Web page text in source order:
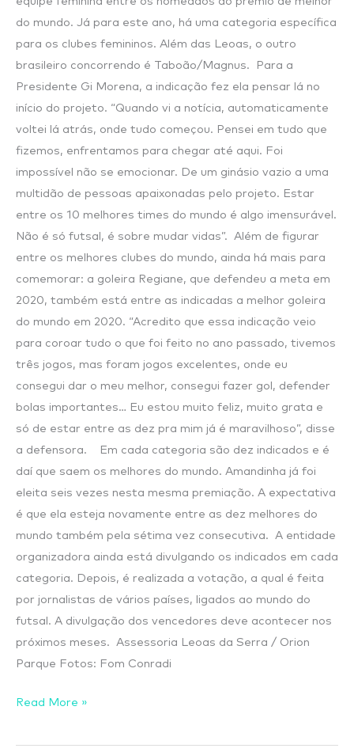
do mundo. Já para este ano, há uma categoria específica
para os clubes femininos. Além das Leoas, o outro
brasileiro concorrendo é Taboão/Magnus. Para a
Presidente Gi Morena, a indicação fez ela pensar lá no
início do projeto. “Quando vi a notícia, automaticamente
voltei lá atrás, onde tudo começou. Pensei em tudo que
fizemos, enfrentamos para chegar até aqui. Foi
impossível não se emocionar. De um ginásio vazio a uma
multidão de pessoas apaixonadas pelo projeto. Estar
entre os 10 melhores times do mundo é algo imensurável.
Não é só futsal, é sobre mudar vidas”. Além de figurar
entre os melhores clubes do mundo, ainda há mais para
comemorar: a goleira Regiane, que defendeu a meta em
2020, também está entre as indicadas a melhor goleira
do mundo em 2020. “Acredito que essa indicação veio
para coroar tudo o que foi feito no ano passado, tivemos
três jogos, mas foram jogos excelentes, onde eu
consegui dar o meu melhor, consegui fazer gol, defender
bolas importantes… Eu estou muito feliz, muito grata e
só de estar entre as dez pra mim já é maravilhoso”, disse
a defensora. Em cada categoria são dez indicados e é
daí que saem os melhores do mundo. Amandinha já foi
eleita seis vezes nesta mesma premiação. A expectativa
é que ela esteja novamente entre as dez melhores do
mundo também pela sétima vez consecutiva. A entidade
organizadora ainda está divulgando os indicados em cada
categoria. Depois, é realizada a votação, a qual é feita
por jornalistas de vários países, ligados ao mundo do
futsal. A divulgação dos vencedores deve acontecer nos
próximos meses. Assessoria Leoas da Serra / Orion
Parque Fotos: Fom Conradi
Read More »